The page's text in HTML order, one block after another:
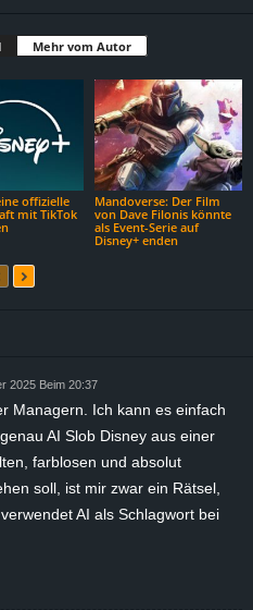
Mehr vom Autor
offizielle
mit TikTok
Mandoverse: Der Film
von Dave Filonis könnte
als Event-Serie auf
Disney+ enden
2025 Beim 20:37
Managern. Ich kann es einfach
AI Slob Disney aus einer
farblosen und absolut
soll, ist mir zwar ein Rätsel,
AI als Schlagwort bei